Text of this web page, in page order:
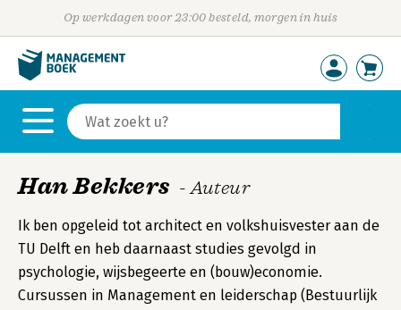
Op werkdagen voor 23:00 besteld, morgen in huis
Han Bekkers - Auteur
Ik ben opgeleid tot architect en volkshuisvester aan de
TU Delft en heb daarnaast studies gevolgd in
psychologie, wijsbegeerte en (bouw)economie.
Cursussen in Management en leiderschap (Bestuurlijk